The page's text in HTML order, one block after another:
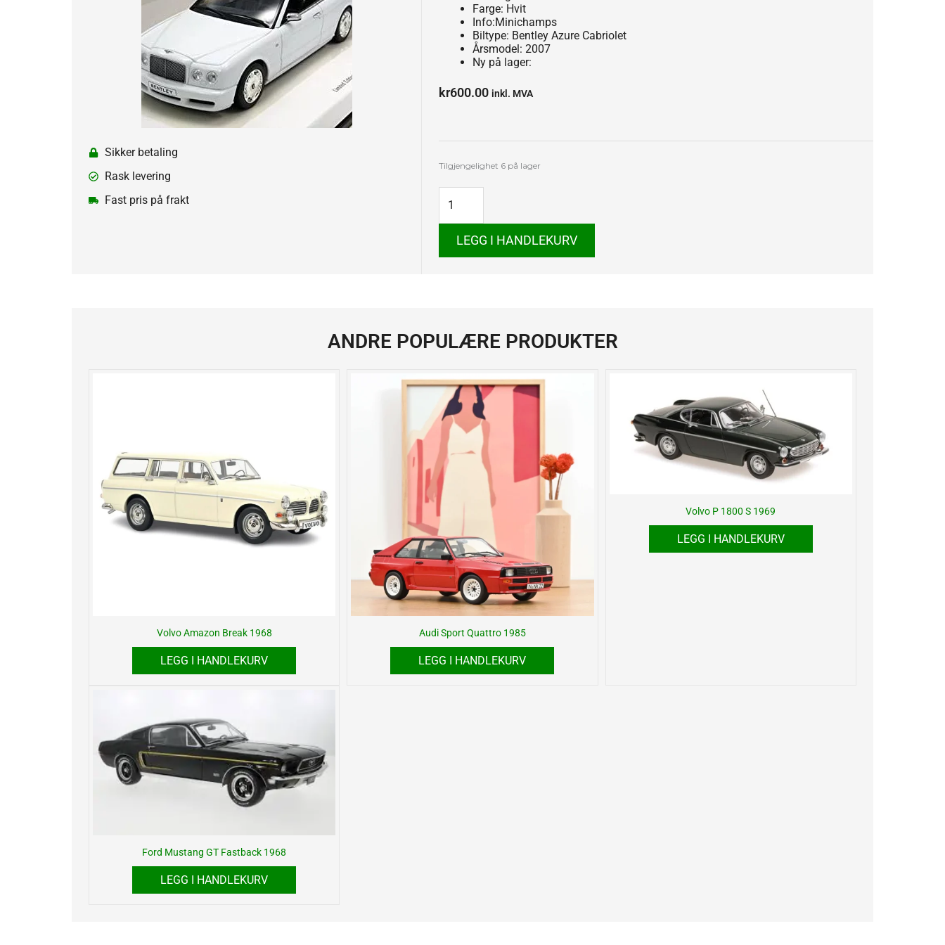
Sikker betaling
Rask levering
Fast pris på frakt
Farge: Hvit
Info:Minichamps
Biltype: Bentley Azure Cabriolet
Årsmodel: 2007
Ny på lager:
kr600.00 inkl. MVA
Tilgjengelighet 6 på lager
Bentley
antall
LEGG I HANDLEKURV
ANDRE POPULÆRE PRODUKTER
Volvo Amazon Break 1968
LEGG I HANDLEKURV
Audi Sport Quattro 1985
LEGG I HANDLEKURV
Volvo P 1800 S 1969
LEGG I HANDLEKURV
Ford Mustang GT Fastback 1968
LEGG I HANDLEKURV